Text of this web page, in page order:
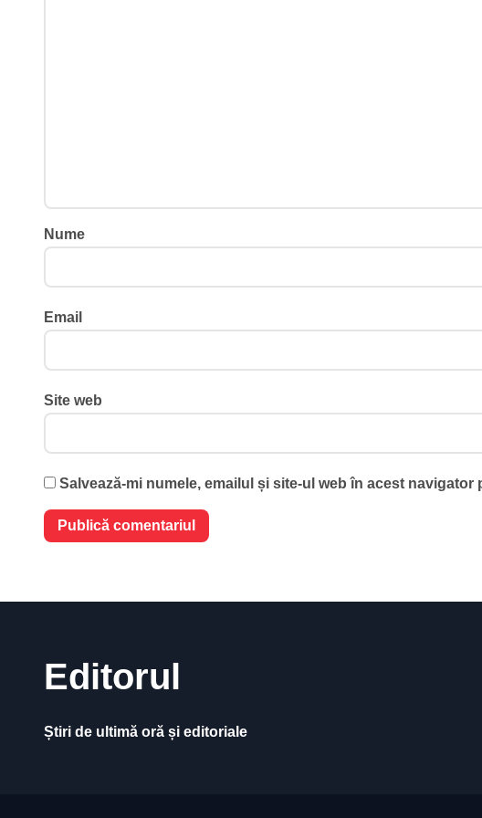
Nume
Email
Site web
Salvează-mi numele, emailul și site-ul web în acest
Editorul
Știri de ultimă oră și editoriale